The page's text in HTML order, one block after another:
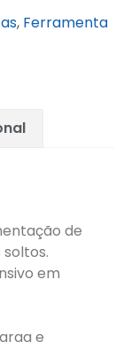
, Ferramenta
de
em
e